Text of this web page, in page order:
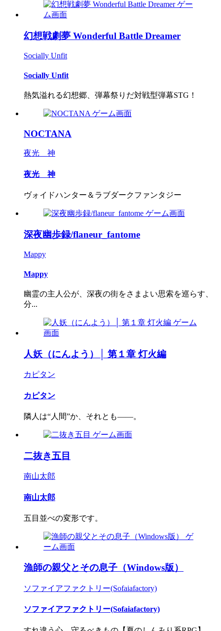
幻想戦劇夢 Wonderful Battle Dreamer
Socially Unfit
Socially Unfit
熱気溢れる幻想郷、弾幕祭りだ対戦型弾幕STG！
NOCTANA
夜光 神
夜光 神
ヴォイドハンター＆ラブダークファンタジー
深夜幽歩録/flaneur_fantome
Mappy
Mappy
幽霊の主人公が、深夜の街をさまよい思索を巡らす、
分...
人妖（にんよう）│ 第１章 灯火編
カピタン
カピタン
隣人は“人間”か、それとも――。
二抜き五目
南山太郎
南山太郎
五目並べの変形です。
漁師の親父とその息子（Windows版）
ソファイアファクトリー(Sofaiafactory)
ソファイアファクトリー(Sofaiafactory)